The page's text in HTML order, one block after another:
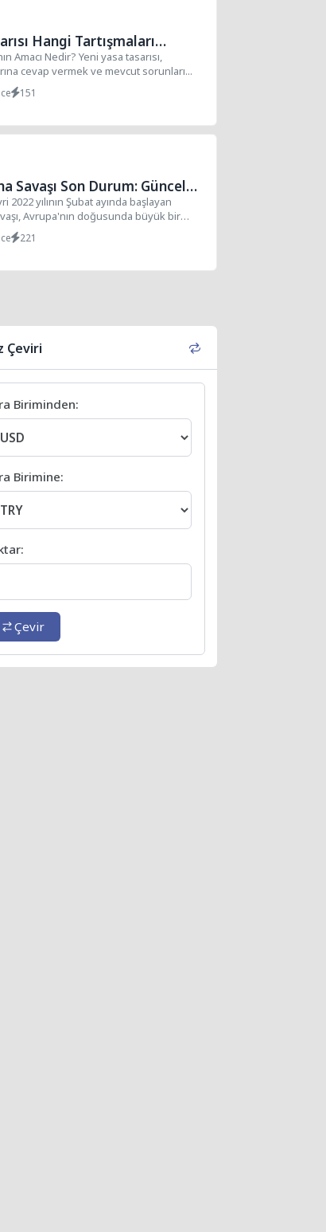
Hangi Tartışmaları
Amacı Nedir? Yeni yasa tasarısı,
cevap vermek ve mevcut sorunları...
151
Savaşı Son Durum: Güncel
Analizler
2022 yılının Şubat ayında başlayan
Avrupa'nın doğusunda büyük bir
221
Çeviri
Biriminden:
Birimine:
Çevir